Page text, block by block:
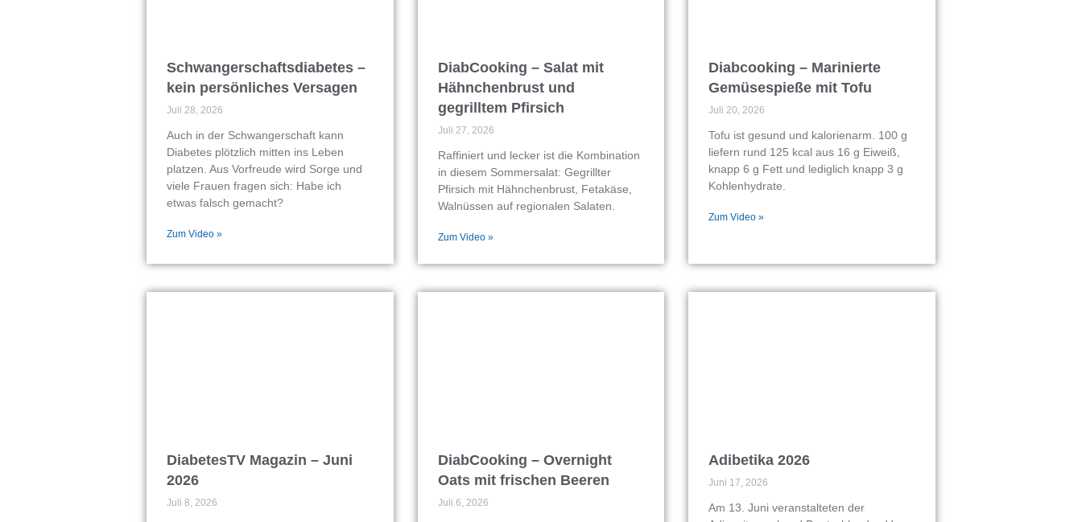
Schwangerschaftsdiabetes –
kein persönliches Versagen
Juli 28, 2026
Auch in der Schwangerschaft kann
Diabetes plötzlich mitten ins Leben
platzen. Aus Vorfreude wird Sorge und
viele Frauen fragen sich: Habe ich
etwas falsch gemacht?
Zum Video »
DiabCooking – Salat mit
Hähnchenbrust und
gegrilltem Pfirsich
Juli 27, 2026
Raffiniert und lecker ist die Kombination
in diesem Sommersalat: Gegrillter
Pfirsich mit Hähnchenbrust, Fetakäse,
Walnüssen auf regionalen Salaten.
Zum Video »
Diabcooking – Marinierte
Gemüsespieße mit Tofu
Juli 20, 2026
Tofu ist gesund und kalorienarm. 100 g
liefern rund 125 kcal aus 16 g Eiweiß,
knapp 6 g Fett und lediglich knapp 3 g
Kohlenhydrate.
Zum Video »
DiabetesTV Magazin – Juni
2026
Juli 8, 2026
DiabCooking – Overnight
Oats mit frischen Beeren
Juli 6, 2026
Adibetika 2026
Juni 17, 2026
Am 13. Juni veranstalteten der